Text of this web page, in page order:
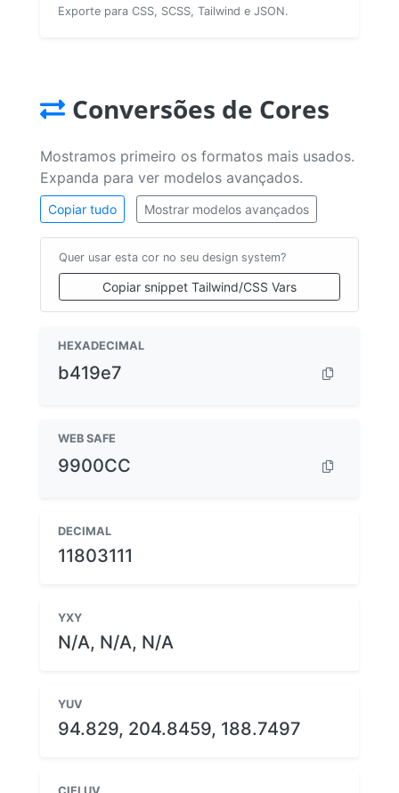
Exporte para CSS, SCSS, Tailwind e JSON.
Conversões de Cores
Mostramos primeiro os formatos mais usados.
Expanda para ver modelos avançados.
Copiar tudo Mostrar modelos avançados
Quer usar esta cor no seu design system?
Copiar snippet Tailwind/CSS Vars
HEXADECIMAL
b419e7
WEB SAFE
9900CC
DECIMAL
11803111
YXY
N/A, N/A, N/A
YUV
94.829, 204.8459, 188.7497
CIELUV